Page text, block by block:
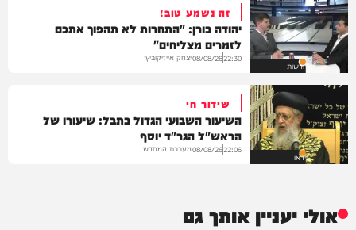
חדשות
זה נשמע טוב!
יהודה בורן: "התחרות לא תהפוך אתכם
לזמרים מצליחים"
22:30
08/08/26יצחק אייזיקוביץ'
וידאו
שידור חי
השיעור השבועי הגדול בתבל: שיעורו של
הראש"ל הגר"ד יוסף
22:06
08/08/26מערכת המחדש
אולי יעניין אותך גם